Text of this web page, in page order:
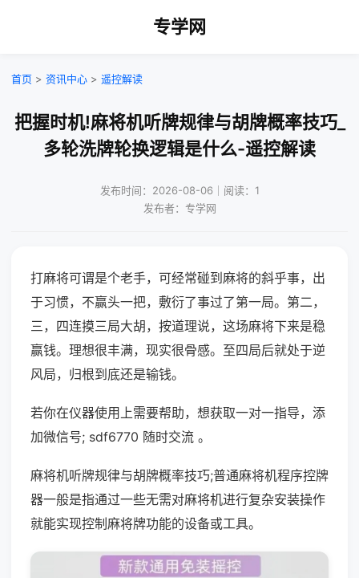
专学网
首页 > 资讯中心 > 遥控解读
把握时机!麻将机听牌规律与胡牌概率技巧_
多轮洗牌轮换逻辑是什么-遥控解读
发布时间：2026-08-06｜阅读：1
发布者：专学网
打麻将可谓是个老手，可经常碰到麻将的斜乎事，出
于习惯，不赢头一把，敷衍了事过了第一局。第二，
三，四连摸三局大胡，按道理说，这场麻将下来是稳
赢钱。理想很丰满，现实很骨感。至四局后就处于逆
风局，归根到底还是输钱。
若你在仪器使用上需要帮助，想获取一对一指导，添
加微信号; sdf6770 随时交流 。
麻将机听牌规律与胡牌概率技巧;普通麻将机程序控牌
器一般是指通过一些无需对麻将机进行复杂安装操作
就能实现控制麻将牌功能的设备或工具。